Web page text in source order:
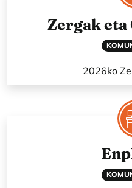
Zergak
2026ko